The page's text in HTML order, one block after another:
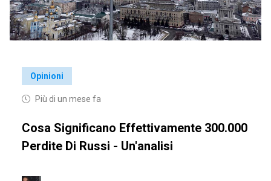
Opinioni
Più di un mese fa
Cosa Significano Effettivamente 300.000
Perdite Di Russi - Un'analisi